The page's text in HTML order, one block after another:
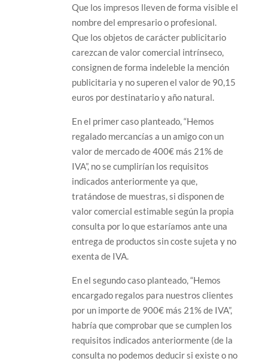
Que los impresos lleven de forma visible el
nombre del empresario o profesional.
Que los objetos de carácter publicitario
carezcan de valor comercial intrínseco,
consignen de forma indeleble la mención
publicitaria y no superen el valor de 90,15
euros por destinatario y año natural.
En el primer caso planteado, “Hemos
regalado mercancías a un amigo con un
valor de mercado de 400€ más 21% de
IVA”, no se cumplirían los requisitos
indicados anteriormente ya que,
tratándose de muestras, si disponen de
valor comercial estimable según la propia
consulta por lo que estaríamos ante una
entrega de productos sin coste sujeta y no
exenta de IVA.
En el segundo caso planteado, “Hemos
encargado regalos para nuestros clientes
por un importe de 900€ más 21% de IVA”,
habría que comprobar que se cumplen los
requisitos indicados anteriormente (de la
consulta no podemos deducir si existe o no